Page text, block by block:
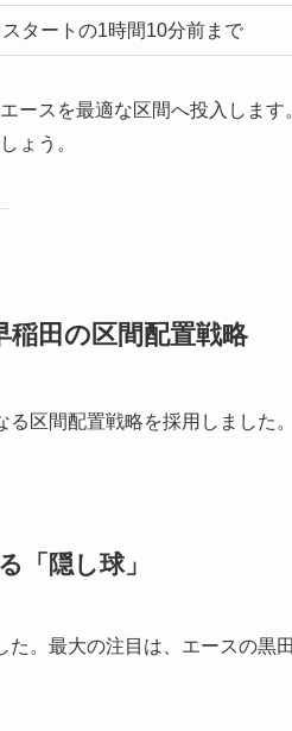
タートの1時間10分前まで
ースを最適な区間へ投入します
ょう。
稲田の区間配置戦略
区間配置戦略を採用しました
「隠し球」
。最大の注目は、エースの黒